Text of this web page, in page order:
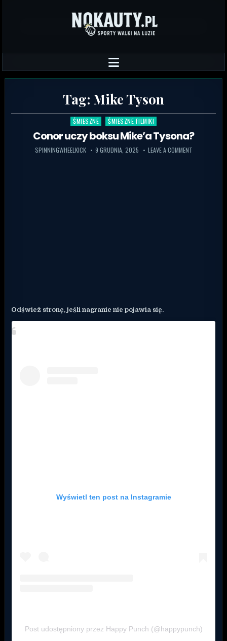
Tag: Mike Tyson
Posted in
ŚMIESZNE ŚMIESZNE FILMIKI
Conor uczy boksu Mike’a Tysona?
SPINNINGWHEELKICK 9 GRUDNIA, 2025 LEAVE A COMMENT
Odśwież stronę, jeśli nagranie nie pojawia się.
Wyświetl ten post na Instagramie
Post udostępniony przez Happy Punch (@happypunch)